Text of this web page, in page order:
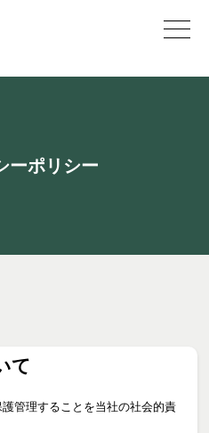
ーポリシー
て
管理することを当社の社会的責